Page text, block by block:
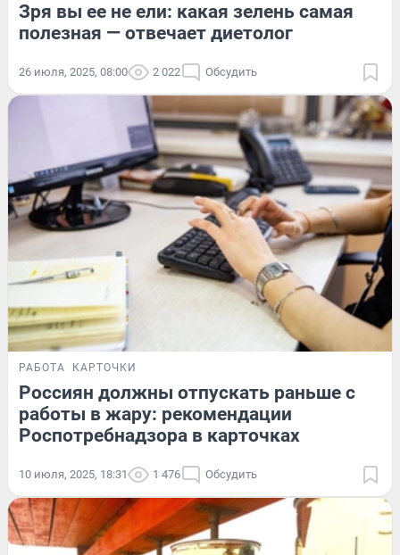
Зря вы ее не ели: какая зелень самая
полезная — отвечает диетолог
26 июля, 2025, 08:00 2 022 Обсудить
РАБОТА КАРТОЧКИ
Россиян должны отпускать раньше с
работы в жару: рекомендации
Роспотребнадзора в карточках
10 июля, 2025, 18:31 1 476 Обсудить